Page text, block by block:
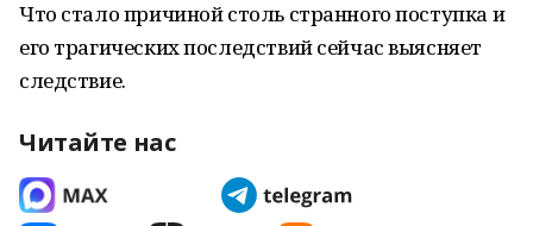
Что стало причиной столь странного поступка и
его трагических последствий сейчас выясняет
следствие.
Читайте нас